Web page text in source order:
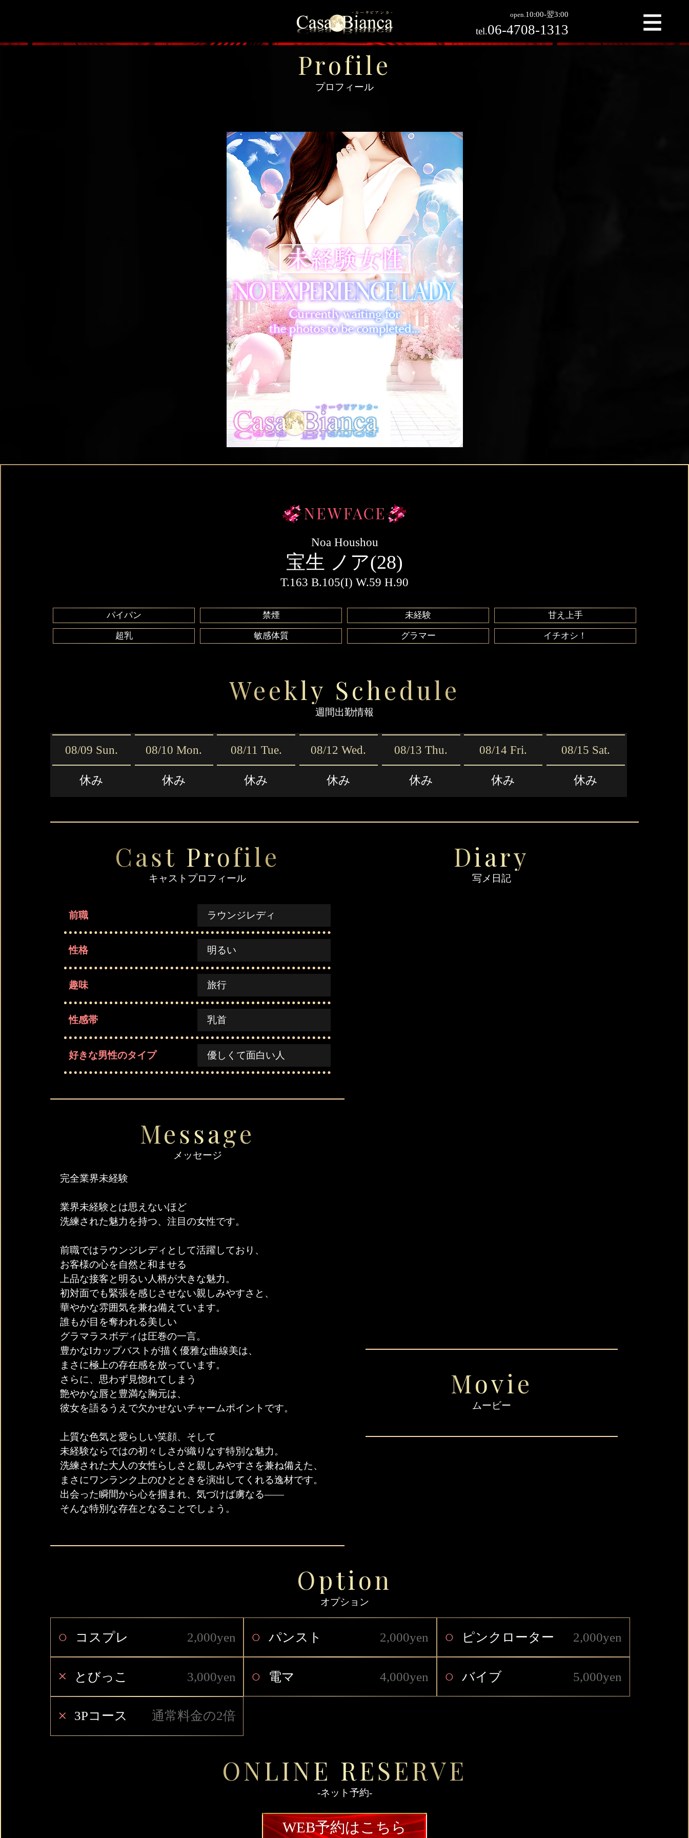
open.10:00-翌3:00
tel.06-4708-1313
＞プロフィール
Profile
プロフィール
Noa Houshou
宝生 ノア(28)
T.163 B.105(I) W.59 H.90
パイパン 禁煙 未経験 甘え上手
超乳 敏感体質 グラマー イチオシ！
Weekly Schedule
週間出勤情報
08/09 Sun.
休み
08/10 Mon.
休み
08/11 Tue.
休み
08/12 Wed.
休み
08/13 Thu.
休み
08/14 Fri.
休み
08/15 Sat.
休み
Cast Profile
キャストプロフィール
前職 ラウンジレディ
性格 明るい
趣味 旅行
性感帯 乳首
好きな男性のタイプ 優しくて面白い人
Message
メッセージ
完全業界未経験
業界未経験とは思えないほど
洗練された魅力を持つ、注目の女性です。
前職ではラウンジレディとして活躍しており、
お客様の心を自然と和ませる
上品な接客と明るい人柄が大きな魅力。
初対面でも緊張を感じさせない親しみやすさと、
華やかな雰囲気を兼ね備えています。
誰もが目を奪われる美しい
グラマラスボディは圧巻の一言。
豊かなIカップバストが描く優雅な曲線美は、
まさに極上の存在感を放っています。
さらに、思わず見惚れてしまう
艶やかな唇と豊満な胸元は、
彼女を語るうえで欠かせないチャームポイントです。
上質な色気と愛らしい笑顔、そして
未経験ならではの初々しさが織りなす特別な魅力。
洗練された大人の女性らしさと親しみやすさを兼ね備えた、
まさにワンランク上のひとときを演出してくれる逸材です。
出会った瞬間から心を掴まれ、気づけば虜なる——
そんな特別な存在となることでしょう。
Diary
写メ日記
Movie
ムービー
Option
オプション
○ コスプレ 2,000yen ○ パンスト 2,000yen ○ ピンクローター 2,000yen
× とびっこ 3,000yen ○ 電マ 4,000yen ○ バイブ 5,000yen
× 3Pコース 通常料金の2倍
ONLINE RESERVE
-ネット予約-
WEB予約はこちら